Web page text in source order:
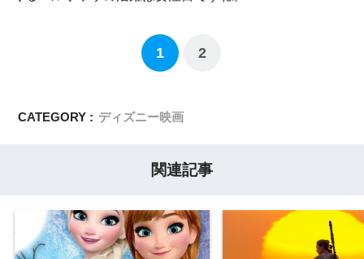
1 2
CATEGORY : ディズニー映画
関連記事